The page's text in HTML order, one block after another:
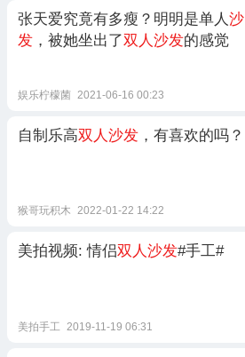
张天爱究竟有多瘦？明明是单人沙
发 ，被她坐出了双人沙发的感觉
娱乐柠檬菌 2021-06-16 00:23
自制乐高双人沙发 ，有喜欢的吗？
猴哥玩积木 2022-01-22 14:22
美拍视频: 情侣双人沙发#手工#
美拍手工 2019-11-19 06:31